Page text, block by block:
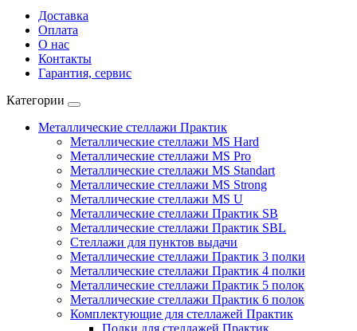
Доставка
Оплата
О нас
Контакты
Гарантия, сервис
Категории
Металлические стеллажи Практик
Металлические стеллажи MS Hard
Металлические стеллажи MS Pro
Металлические стеллажи MS Standart
Металлические стеллажи MS Strong
Металлические стеллажи MS U
Металлические стеллажи Практик SB
Металлические стеллажи Практик SBL
Стеллажи для пунктов выдачи
Металлические стеллажи Практик 3 полки
Металлические стеллажи Практик 4 полки
Металлические стеллажи Практик 5 полок
Металлические стеллажи Практик 6 полок
Комплектующие для стеллажей Практик
Полки для стеллажей Практик